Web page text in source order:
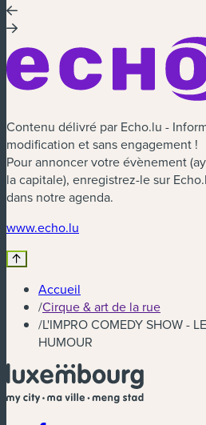
Contenu délivré par Echo.lu -
modification et sans engagement !
Pour annoncer votre évènement
la capitale), enregistrez-le sur
dans notre agenda.
www.echo.lu
Accueil
/Cirque & art de la rue
/L'IMPRO COMEDY SHOW -
HUMOUR